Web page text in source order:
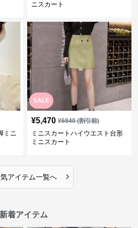
ニスカート
ミニ
SALE
¥5,470 ¥6840(割引前)
ミニスカートハイウエスト台形
ミニスカート
気アイテム一覧へ ›
着アイテム